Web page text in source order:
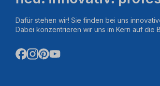
Dafür stehen wir! Sie finden bei uns
Dabei konzentrieren wir uns im Kern auf die